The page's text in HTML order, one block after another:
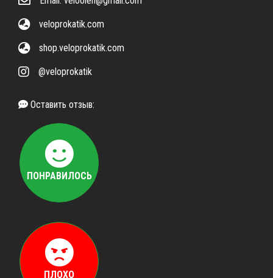
veloprokatik.com
shop.veloprokatik.com
@veloprokatik
Оставить отзыв:
ПОНРАВИЛОСЬ
ПЛОХО